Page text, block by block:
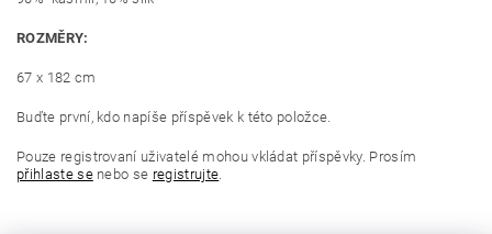
ROZMĚRY:
67 x 182 cm
Buďte první, kdo napíše příspěvek k této položce.
Pouze registrovaní uživatelé mohou vkládat příspěvky. Prosím
přihlaste senebo se registrujte.